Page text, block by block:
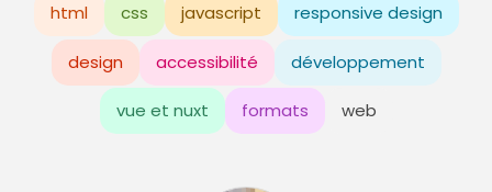
html css javascript responsive design
design accessibilité développement
vue et nuxt formats web